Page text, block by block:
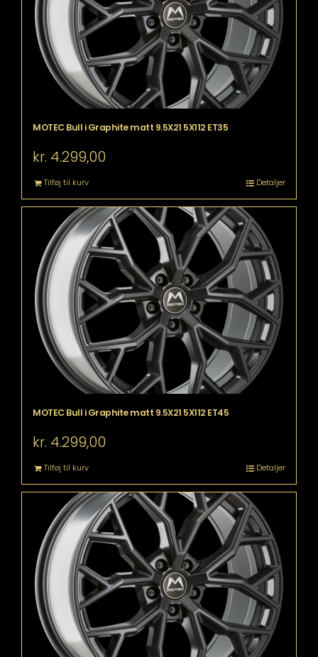
MOTEC Bull i Graphite matt 9.5X21 5X112 ET35
kr. 4.299,00
Tilføj til kurv Detaljer
MOTEC Bull i Graphite matt 9.5X21 5X112 ET45
kr. 4.299,00
Tilføj til kurv Detaljer